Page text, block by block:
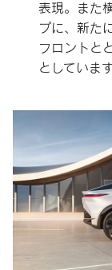
表現。また
プに、新た
フロントと
としています